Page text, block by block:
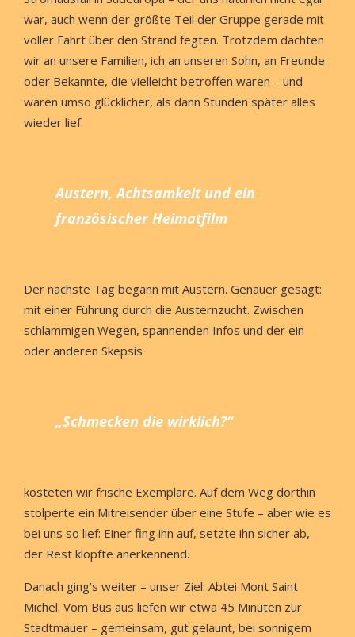
war, auch wenn der größte Teil der Gruppe gerade mit
voller Fahrt über den Strand fegten. Trotzdem dachten
wir an unsere Familien, ich an unseren Sohn, an Freunde
oder Bekannte, die vielleicht betroffen waren – und
waren umso glücklicher, als dann Stunden später alles
wieder lief.
Austern, Achtsamkeit und ein
französischer Heimatfilm
Der nächste Tag begann mit Austern. Genauer gesagt:
mit einer Führung durch die Austernzucht. Zwischen
schlammigen Wegen, spannenden Infos und der ein
oder anderen Skepsis
„Schmecken die wirklich?“
kosteten wir frische Exemplare. Auf dem Weg dorthin
stolperte ein Mitreisender über eine Stufe – aber wie es
bei uns so lief: Einer fing ihn auf, setzte ihn sicher ab,
der Rest klopfte anerkennend.
Danach ging’s weiter – unser Ziel: Abtei Mont Saint
Michel. Vom Bus aus liefen wir etwa 45 Minuten zur
Stadtmauer – gemeinsam, gut gelaunt, bei sonnigem